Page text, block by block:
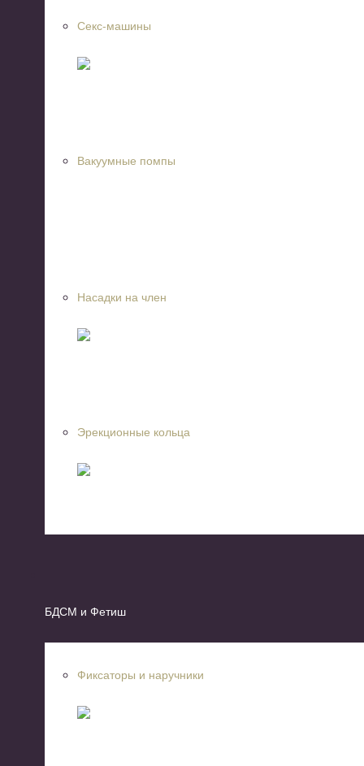
Секс-машины
Вакуумные помпы
Насадки на член
Эрекционные кольца
БДСМ и Фетиш
Фиксаторы и наручники